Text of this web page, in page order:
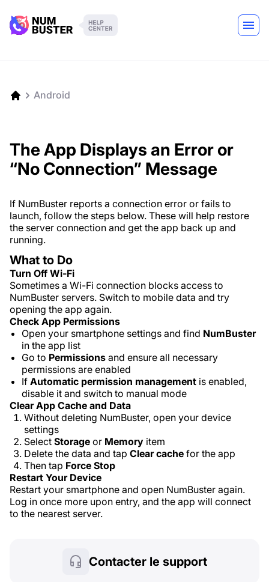
Android
The App Displays an Error or
“No Connection” Message
If NumBuster reports a connection error or fails to
launch, follow the steps below. These will help restore
the server connection and get the app back up and
running.
What to Do
Turn Off Wi-Fi
Sometimes a Wi-Fi connection blocks access to
NumBuster servers. Switch to mobile data and try
opening the app again.
Check App Permissions
Open your smartphone settings and find NumBuster
in the app list
Go to Permissions and ensure all necessary
permissions are enabled
If Automatic permission management is enabled,
disable it and switch to manual mode
Clear App Cache and Data
Without deleting NumBuster, open your device
settings
Select Storage or Memory item
Delete the data and tap Clear cache for the app
Then tap Force Stop
Restart Your Device
Restart your smartphone and open NumBuster again.
Log in once more upon entry, and the app will connect
to the nearest server.
Contacter le support